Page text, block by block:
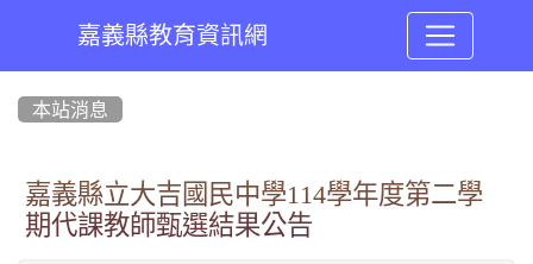
嘉義縣教育資訊網
本站消息
嘉義縣立大吉國民中學114學年度第二學
期代課教師甄選結果公告